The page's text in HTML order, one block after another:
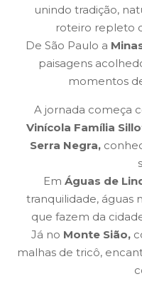
unindo tradição,
roteiro repleto
De São Paulo a
paisagens
momentos
A jornada começa
Vinícola Família
Serra Negra,
Em Águas de
tranquilidade, águas
que fazem da
Já no Monte Sião,
malhas de tricô,